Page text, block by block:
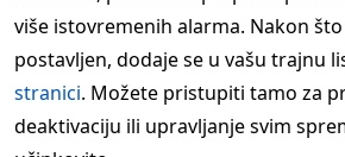
više istovremenih alarma. Nakon
postavljen, dodaje se u vašu trajnu
stranici. Možete pristupiti tamo za
deaktivaciju ili upravljanje svim